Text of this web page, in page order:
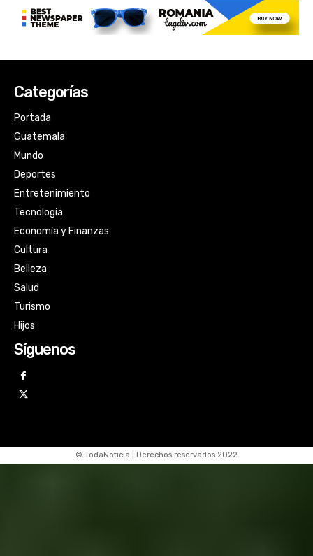
Categorías
Portada
Guatemala
Mundo
Deportes
Entretenimiento
Tecnología
Economía y Finanzas
Cultura
Belleza
Salud
Turismo
Hijos
Síguenos
© TodaNoticia | Derechos reservados 2022